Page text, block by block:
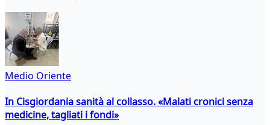
Medio Oriente
In Cisgiordania sanità al collasso. «Malati cronici senza
medicine, tagliati i fondi»